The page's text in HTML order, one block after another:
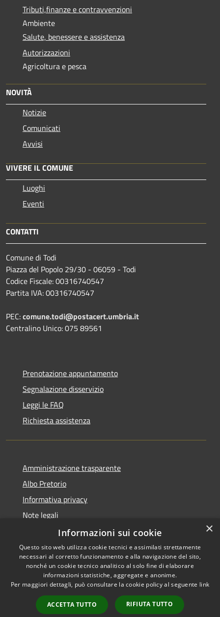
Tributi,finanze e contravvenzioni
Ambiente
Salute, benessere e assistenza
Autorizzazioni
Agricoltura e pesca
NOVITÀ
Notizie
Comunicati
Avvisi
VIVERE IL COMUNE
Luoghi
Eventi
CONTATTI
Comune di Todi
Piazza del Popolo 29/30 - 06059 - Todi
Codice Fiscale: 00316740547
Partita IVA: 00316740547
PEC:comune.todi@postacert.umbria.it
Centralino Unico: 075 89561
Prenotazione appuntamento
Segnalazione disservizio
Leggi le FAQ
Richiesta assistenza
Amministrazione trasparente
Albo Pretorio
Informativa privacy
Note legali
Dichiarazione di accessibilità
RSS
Accessibilità
Copyright © 2026 • Comune di
Todi • Powered by
Municipium•
Accesso
×
Informazioni sui cookie
Questo sito web utilizza cookie tecnici e assimilati strettamente
necessari al corretto funzionamento e alla navigazione del sito,
nonché un cookie tecnico analitico al solo fine di elaborare
informazioni statistiche, aggregate e anonime.
Per maggiori dettagli, può consultare la cookie policy al seguente link
ACCETTA TUTTO RIFIUTA TUTTO